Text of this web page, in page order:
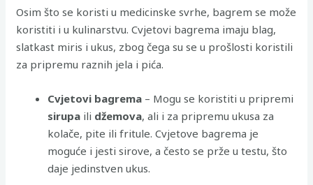
Osim što se koristi u medicinske svrhe, bagrem se može
koristiti i u kulinarstvu. Cvjetovi bagrema imaju blag,
slatkast miris i ukus, zbog čega su se u prošlosti koristili
za pripremu raznih jela i pića.
Cvjetovi bagrema – Mogu se koristiti u pripremi
sirupa ili džemova, ali i za pripremu ukusa za
kolače, pite ili fritule. Cvjetove bagrema je
moguće i jesti sirove, a često se prže u testu, što
daje jedinstven ukus.